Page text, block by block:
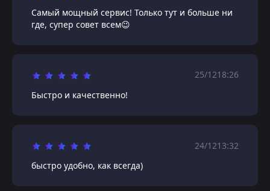
Самый мощный сервис! Только тут и больше ни
где, супер совет всем😉
25/1218:26
Быстро и качественно!
24/1213:32
быстро удобно, как всегда)